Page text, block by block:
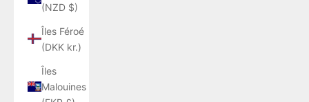
(NZD $)
Îles Féroé
(DKK kr.)
Îles
Malouines